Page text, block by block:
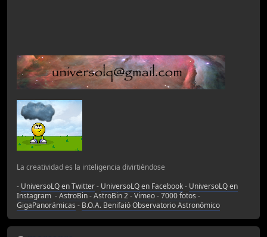
La creatividad es la inteligencia divirtiéndose
- UniversoLQ en Twitter- UniversoLQ en Facebook- UniversoLQ en
Instagram -AstroBin-AstroBin 2-Vimeo-7000 fotos -
GigaPanorámicas - B.O.A. Benifaió Observatorio Astronómico